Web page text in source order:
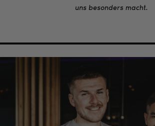
uns besonders macht.